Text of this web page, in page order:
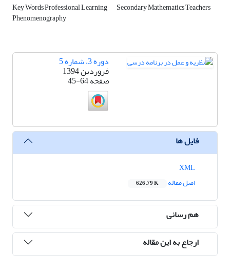
Key Words Professional Learning Secondary Mathematics Teachers
Phenomenography
دوره 3، شماره 5
فروردین 1394
صفحه45-64
فایل ها
اصل مقاله
626.79 K
هم رسانی
ارجاع به این مقاله